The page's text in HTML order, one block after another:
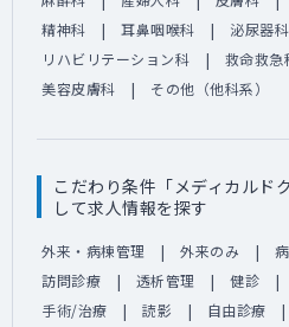
精神科
耳鼻咽喉科 泌尿器科
リハビリテーション科
救命救急
美容皮膚科
その他（他科系）
こだわり条件「メディカルド
して求人情報を探す
外来・病棟管理 外来のみ
訪問診療
透析管理 健診
手術/治療
読影 自由診療